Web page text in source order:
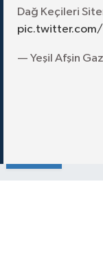
Dağ Keçileri
pic.twitter.com/
— Yeşil Afşin